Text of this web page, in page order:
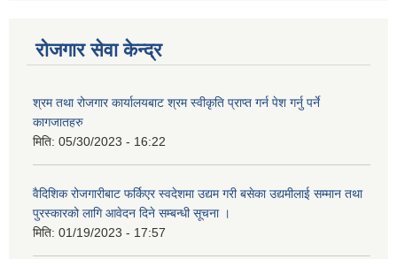
रोजगार सेवा केन्द्र
श्रम तथा रोजगार कार्यालयबाट श्रम स्वीकृति प्राप्त गर्न पेश गर्नु पर्ने
कागजातहरु
मिति: 05/30/2023 - 16:22
वैदिशिक रोजगारीबाट फर्किएर स्वदेशमा उद्यम गरी बसेका उद्यमीलाई सम्मान तथा
पुरस्कारको लागि आवेदन दिने सम्बन्धी सूचना ।
मिति: 01/19/2023 - 17:57